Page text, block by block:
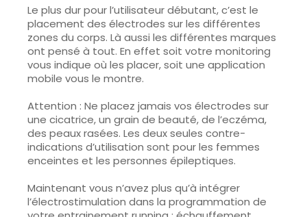
Le plus dur pour l’utilisateur débutant, c’est le
placement des électrodes sur les différentes
zones du corps. Là aussi les différentes marques
ont pensé à tout. En effet soit votre monitoring
vous indique où les placer, soit une application
mobile vous le montre.
Attention : Ne placez jamais vos électrodes sur
une cicatrice, un grain de beauté, de l’eczéma,
des peaux rasées. Les deux seules contre-
indications d’utilisation sont pour les femmes
enceintes et les personnes épileptiques.
Maintenant vous n’avez plus qu’à intégrer
l’électrostimulation dans la programmation de